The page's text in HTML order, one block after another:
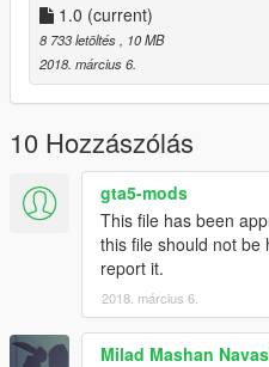
1.0 (current)
8 733 letöltés
, 10 MB
2018. március 6.
10 Hozzászólás
gta5-mods
This file has been
this file should not be
report it.
2018. március 6.
Milad Mashan